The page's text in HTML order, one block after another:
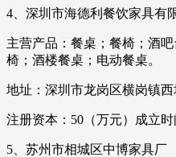
4、深圳市海德利餐饮家具有
主营产品：餐桌；餐椅；酒
椅；酒楼餐桌；电动餐桌。
地址：深圳市龙岗区横岗镇西
注册资本：50（万元）成立时
5、苏州市相城区中博家具厂